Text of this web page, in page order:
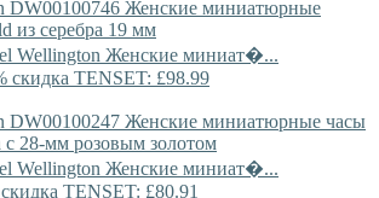
Wellington Женские миниат�...
скидка TENSET: £98.99
Wellington Женские миниат�...
TENSET: £80.91